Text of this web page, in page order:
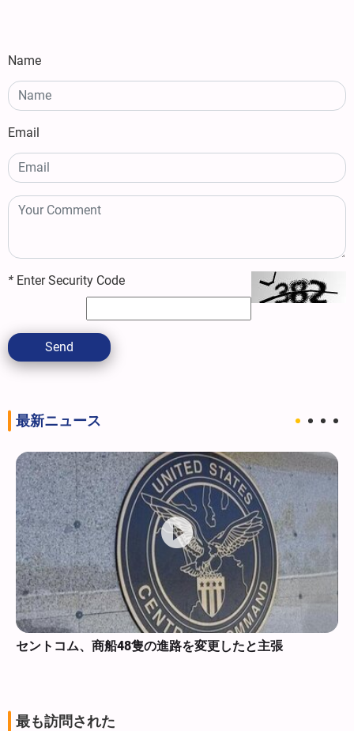
Name
Email
* Enter Security Code
Send
最新ニュース
セントコム、商船48隻の進路を変更したと主張
最も訪問された